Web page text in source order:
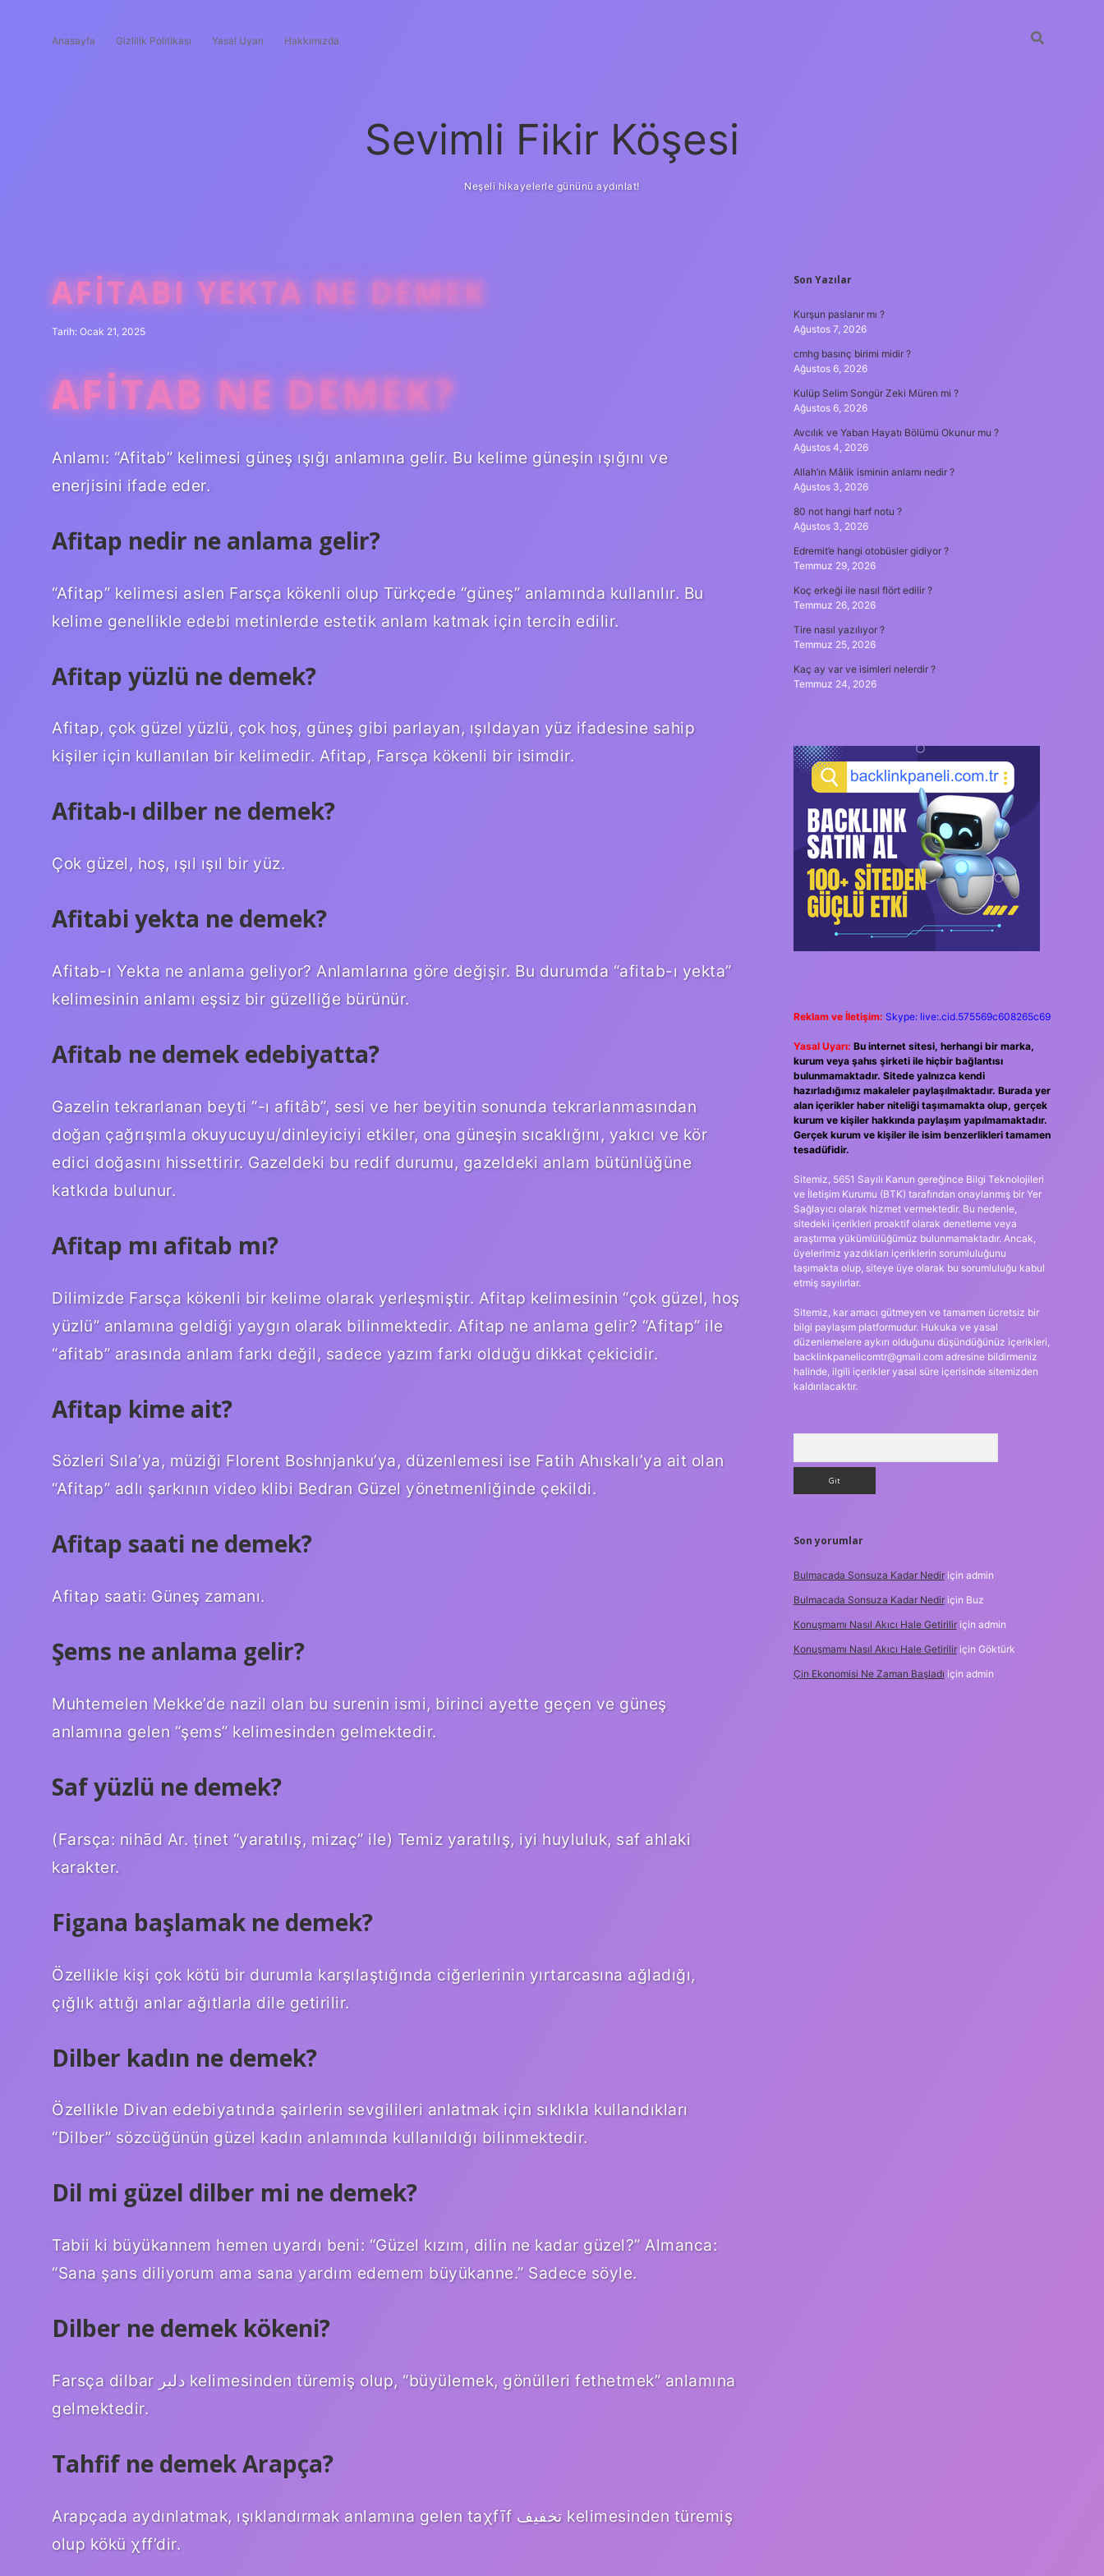
Anasayfa Gizlilik Politikası Yasal Uyarı Hakkımızda
Sevimli Fikir Köşesi
Neşeli hikayelerle gününü aydınlat!
AFITABI YEKTA NE DEMEK
Tarih: Ocak 21, 2025
AFITAB NE DEMEK?
Anlamı: “Afitab” kelimesi güneş ışığı anlamına gelir. Bu kelime güneşin ışığını ve
enerjisini ifade eder.
Afitap nedir ne anlama gelir?
“Afitap” kelimesi aslen Farsça kökenli olup Türkçede “güneş” anlamında kullanılır. Bu
kelime genellikle edebi metinlerde estetik anlam katmak için tercih edilir.
Afitap yüzlü ne demek?
Afitap, çok güzel yüzlü, çok hoş, güneş gibi parlayan, ışıldayan yüz ifadesine sahip
kişiler için kullanılan bir kelimedir. Afitap, Farsça kökenli bir isimdir.
Afitab-ı dilber ne demek?
Çok güzel, hoş, ışıl ışıl bir yüz.
Afitabi yekta ne demek?
Afitab-ı Yekta ne anlama geliyor? Anlamlarına göre değişir. Bu durumda “afitab-ı yekta”
kelimesinin anlamı eşsiz bir güzelliğe bürünür.
Afitab ne demek edebiyatta?
Gazelin tekrarlanan beyti “-ı afitâb”, sesi ve her beyitin sonunda tekrarlanmasından
doğan çağrışımla okuyucuyu/dinleyiciyi etkiler, ona güneşin sıcaklığını, yakıcı ve kör
edici doğasını hissettirir. Gazeldeki bu redif durumu, gazeldeki anlam bütünlüğüne
katkıda bulunur.
Afitap mı afitab mı?
Dilimizde Farsça kökenli bir kelime olarak yerleşmiştir. Afitap kelimesinin “çok güzel, hoş
yüzlü” anlamına geldiği yaygın olarak bilinmektedir. Afitap ne anlama gelir? “Afitap” ile
“afitab” arasında anlam farkı değil, sadece yazım farkı olduğu dikkat çekicidir.
Afitap kime ait?
Sözleri Sıla’ya, müziği Florent Boshnjanku’ya, düzenlemesi ise Fatih Ahıskalı’ya ait olan
“Afitap” adlı şarkının video klibi Bedran Güzel yönetmenliğinde çekildi.
Afitap saati ne demek?
Afitap saati: Güneş zamanı.
Şems ne anlama gelir?
Muhtemelen Mekke’de nazil olan bu surenin ismi, birinci ayette geçen ve güneş
anlamına gelen “şems” kelimesinden gelmektedir.
Saf yüzlü ne demek?
(Farsça: nihād Ar. ṭіnet “yaratılış, mizaç” ile) Temiz yaratılış, iyi huyluluk, saf ahlaki
karakter.
Figana başlamak ne demek?
Özellikle kişi çok kötü bir durumla karşılaştığında ciğerlerinin yırtarcasına ağladığı,
çığlık attığı anlar ağıtlarla dile getirilir.
Dilber kadın ne demek?
Özellikle Divan edebiyatında şairlerin sevgilileri anlatmak için sıklıkla kullandıkları
“Dilber” sözcüğünün güzel kadın anlamında kullanıldığı bilinmektedir.
Dil mi güzel dilber mi ne demek?
Tabii ki büyükannem hemen uyardı beni: “Güzel kızım, dilin ne kadar güzel?” Almanca:
“Sana şans diliyorum ama sana yardım edemem büyükanne.” Sadece söyle.
Dilber ne demek kökeni?
Farsça dilbar دلبر kelimesinden türemiş olup, “büyülemek, gönülleri fethetmek” anlamına
gelmektedir.
Tahfif ne demek Arapça?
Arapçada aydınlatmak, ışıklandırmak anlamına gelen taχfīf تخفيف kelimesinden türemiş
olup kökü χff’dir.
SIDEBAR
Son Yazılar
Kurşun paslanır mı ?
Ağustos 7, 2026
cmhg basınç birimi midir ?
Ağustos 6, 2026
Kulüp Selim Songür Zeki Müren mi ?
Ağustos 6, 2026
Avcılık ve Yaban Hayatı Bölümü Okunur mu ?
Ağustos 4, 2026
Allah’ın Mâlik isminin anlamı nedir ?
Ağustos 3, 2026
80 not hangi harf notu ?
Ağustos 3, 2026
Edremit’e hangi otobüsler gidiyor ?
Temmuz 29, 2026
Koç erkeği ile nasıl flört edilir ?
Temmuz 26, 2026
Tire nasıl yazılıyor ?
Temmuz 25, 2026
Kaç ay var ve isimleri nelerdir ?
Temmuz 24, 2026
Reklam ve İletişim: Skype: live:.cid.575569c608265c69
Yasal Uyarı: Bu internet sitesi, herhangi bir marka,
kurum veya şahıs şirketi ile hiçbir bağlantısı
bulunmamaktadır. Sitede yalnızca kendi
hazırladığımız makaleler paylaşılmaktadır. Burada yer
alan içerikler haber niteliği taşımamakta olup, gerçek
kurum ve kişiler hakkında paylaşım yapılmamaktadır.
Gerçek kurum ve kişiler ile isim benzerlikleri tamamen
tesadüfidir.
Sitemiz, 5651 Sayılı Kanun gereğince Bilgi Teknolojileri
ve İletişim Kurumu (BTK) tarafından onaylanmış bir Yer
Sağlayıcı olarak hizmet vermektedir. Bu nedenle,
sitedeki içerikleri proaktif olarak denetleme veya
araştırma yükümlülüğümüz bulunmamaktadır. Ancak,
üyelerimiz yazdıkları içeriklerin sorumluluğunu
taşımakta olup, siteye üye olarak bu sorumluluğu kabul
etmiş sayılırlar.
Sitemiz, kar amacı gütmeyen ve tamamen ücretsiz bir
bilgi paylaşım platformudur. Hukuka ve yasal
düzenlemelere aykırı olduğunu düşündüğünüz içerikleri,
backlinkpanelicomtr@gmail.comadresine bildirmeniz
halinde, ilgili içerikler yasal süre içerisinde sitemizden
kaldırılacaktır.
Son yorumlar
Bulmacada Sonsuza Kadar Nediriçin admin
Bulmacada Sonsuza Kadar Nediriçin Buz
Konuşmamı Nasıl Akıcı Hale Getiriliriçin admin
Konuşmamı Nasıl Akıcı Hale Getiriliriçin Göktürk
Çin Ekonomisi Ne Zaman Başladı için admin